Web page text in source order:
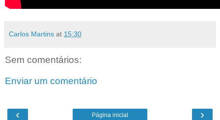
Carlos Martins at 15:30
Sem comentários:
Enviar um comentário
‹ ›
Página inicial